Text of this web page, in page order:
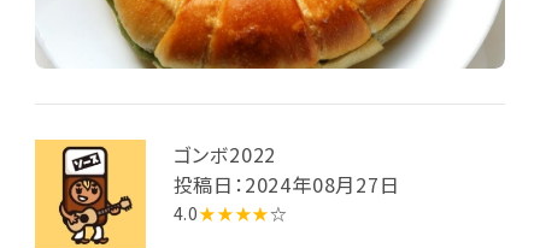
ゴンボ2022
投稿日：2024年08月27日
4.0★★★★☆